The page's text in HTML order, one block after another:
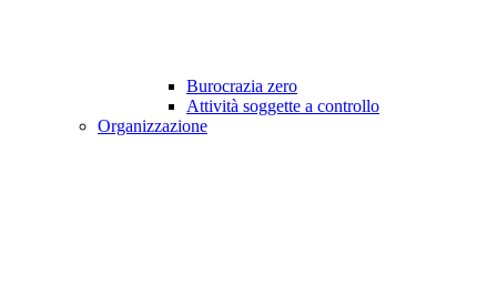
Burocrazia zero
Attività soggette a controllo
Organizzazione